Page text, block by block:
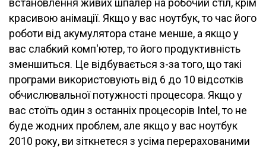
встановлення живих шпалер на робочий стіл, крім
красивою анімації. Якщо у вас ноутбук, то час його
роботи від акумулятора стане менше, а якщо у
вас слабкий комп'ютер, то його продуктивність
зменшиться. Це відбувається з-за того, що такі
програми використовують від 6 до 10 відсотків
обчислювальної потужності процесора. Якщо у
вас стоїть один з останніх процесорів Intel, то не
буде жодних проблем, але якщо у вас ноутбук
2010 року, ви зіткнетеся з усіма перерахованими